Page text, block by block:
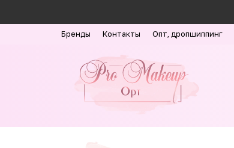
Бренды Контакты Опт, дропшиппинг